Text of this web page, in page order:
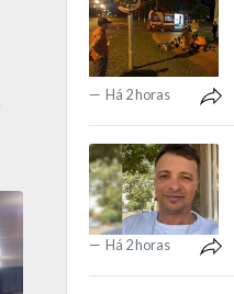
Há 2 horas
Há 2 horas